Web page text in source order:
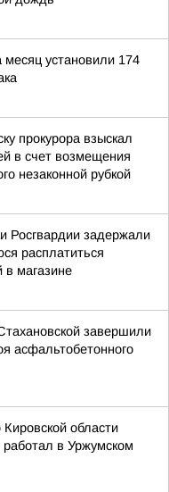
установили 174
прокурора взыскал
в счет возмещения
незаконной рубкой
Росгвардии задержали
расплатиться
в магазине
завершили
асфальтобетонного
области
в Уржумском